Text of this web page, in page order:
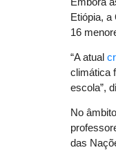
Etiópia,
16
“A atual
climática
escola”,
No
das